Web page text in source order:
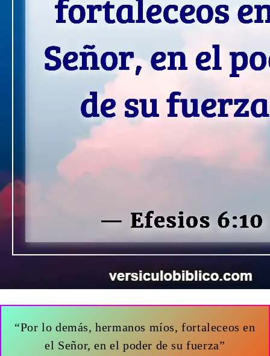
“Por lo demás, hermanos míos, fortaleceos en
el Señor, en el poder de su fuerza”